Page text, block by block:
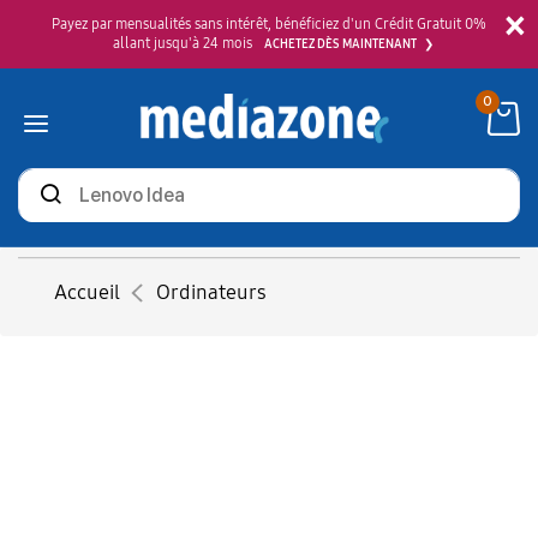
×
Payez par mensualités sans intérêt, bénéficiez d'un Crédit Gratuit 0%
allant jusqu'à 24 mois
ACHETEZ DÈS MAINTENANT
Rechercher
des
produits
0
Accueil Ordinateurs